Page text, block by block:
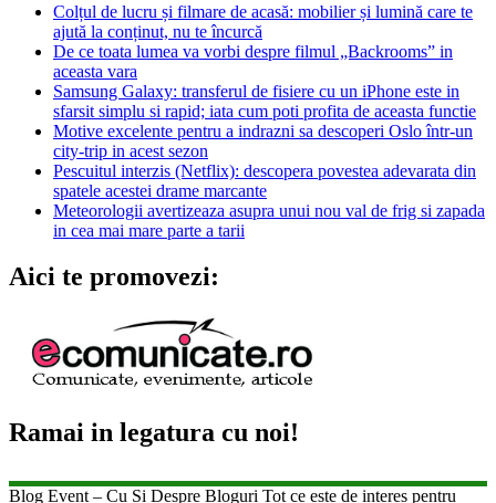
Colțul de lucru și filmare de acasă: mobilier și lumină care te
ajută la conținut, nu te încurcă
De ce toata lumea va vorbi despre filmul „Backrooms” in
aceasta vara
Samsung Galaxy: transferul de fisiere cu un iPhone este in
sfarsit simplu si rapid; iata cum poti profita de aceasta functie
Motive excelente pentru a indrazni sa descoperi Oslo într-un
city-trip in acest sezon
Pescuitul interzis (Netflix): descopera povestea adevarata din
spatele acestei drame marcante
Meteorologii avertizeaza asupra unui nou val de frig si zapada
in cea mai mare parte a tarii
Aici te promovezi:
Ramai in legatura cu noi!
Blog Event – Cu Si Despre Bloguri Tot ce este de interes pentru